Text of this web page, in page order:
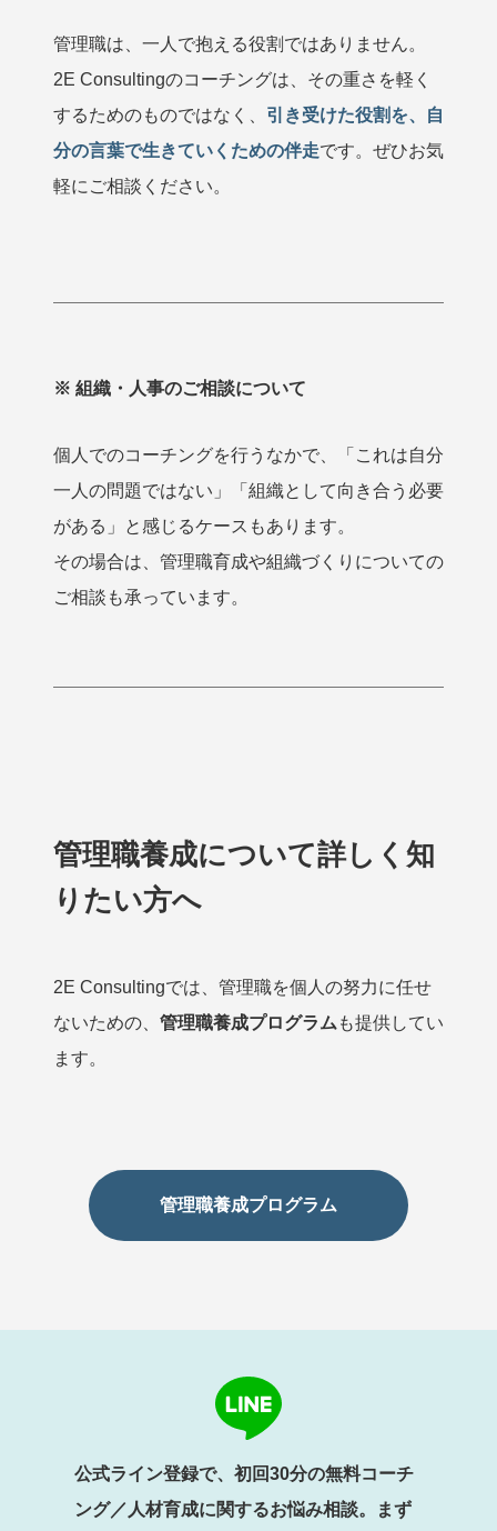
管理職は、一人で抱える役割ではありません。
2E Consultingのコーチングは、その重さを軽く
するためのものではなく、
引き受けた役割を、自
分の言葉で生きていくための伴走です。ぜひお気
軽にご相談ください。
※ 組織・人事のご相談について
個人でのコーチングを行うなかで、「これは自分
一人の問題ではない」「組織として向き合う必要
がある」と感じるケースもあります。
その場合は、管理職育成や組織づくりについての
ご相談も承っています。
管理職養成について詳しく知
りたい方へ
2E Consultingでは、管理職を個人の努力に任せ
ないための、 管理職養成プログラムも提供してい
ます。
管理職養成プログラム
公式ライン登録で、初回30分の無料コーチ
ング／人材育成に関するお悩み相談。まず